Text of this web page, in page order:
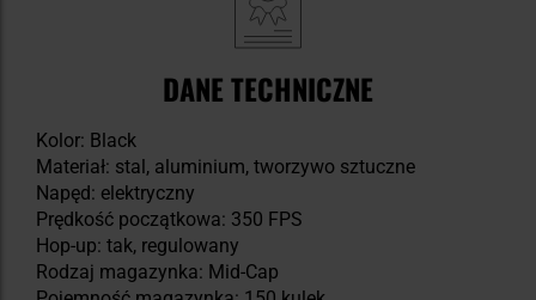
DANE TECHNICZNE
Kolor: Black
Materiał: stal, aluminium, tworzywo sztuczne
Napęd: elektryczny
Prędkość początkowa: 350 FPS
Hop-up: tak, regulowany
Rodzaj magazynka: Mid-Cap